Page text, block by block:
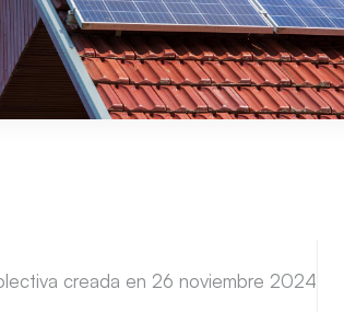
creada en 26 noviembre 2024